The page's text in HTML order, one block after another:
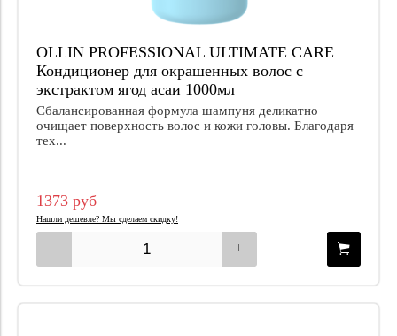
OLLIN PROFESSIONAL ULTIMATE CARE
Кондиционер для окрашенных волос с
экстрактом ягод асаи 1000мл
Сбалансированная формула шампуня деликатно
очищает поверхность волос и кожи головы. Благодаря
тех...
1373 руб
Нашли дешевле? Мы сделаем скидку!